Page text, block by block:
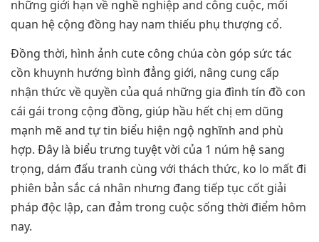
những giới hạn về nghề nghiệp and công cuộc, mối
quan hệ cộng đồng hay nam thiếu phụ thượng cổ.
Đồng thời, hình ảnh cute công chúa còn góp sức tác
cồn khuynh hướng bình đẳng giới, nâng cung cấp
nhận thức về quyền của quá những gia đình tín đồ con
cái gái trong cộng đồng, giúp hầu hết chị em dũng
mạnh mẽ and tự tin biểu hiện ngộ nghĩnh and phù
hợp. Đây là biểu trưng tuyệt vời của 1 núm hệ sang
trọng, dám đấu tranh cùng với thách thức, ko lo mất đi
phiên bản sắc cá nhân nhưng đang tiếp tục cốt giải
pháp độc lập, can đảm trong cuộc sống thời điểm hôm
nay.